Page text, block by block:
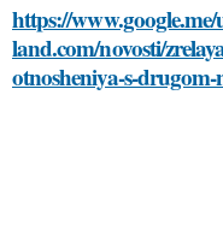
https://
land.com/novosti/
otnosheniya-s-